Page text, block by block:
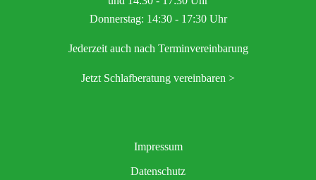
Donnerstag: 14:30 - 17:30 Uhr
Jederzeit auch nach Terminvereinbarung
Jetzt Schlafberatung vereinbaren >
Impressum
Datenschutz